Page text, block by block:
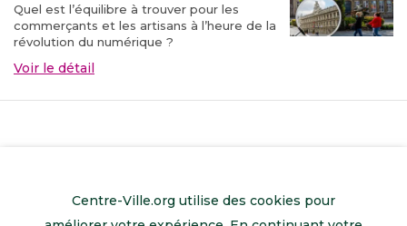
Quel est l’équilibre à trouver pour les
commerçants et les artisans à l’heure de la
révolution du numérique ?
Voir le détail
Centre-Ville.org utilise des cookies pour